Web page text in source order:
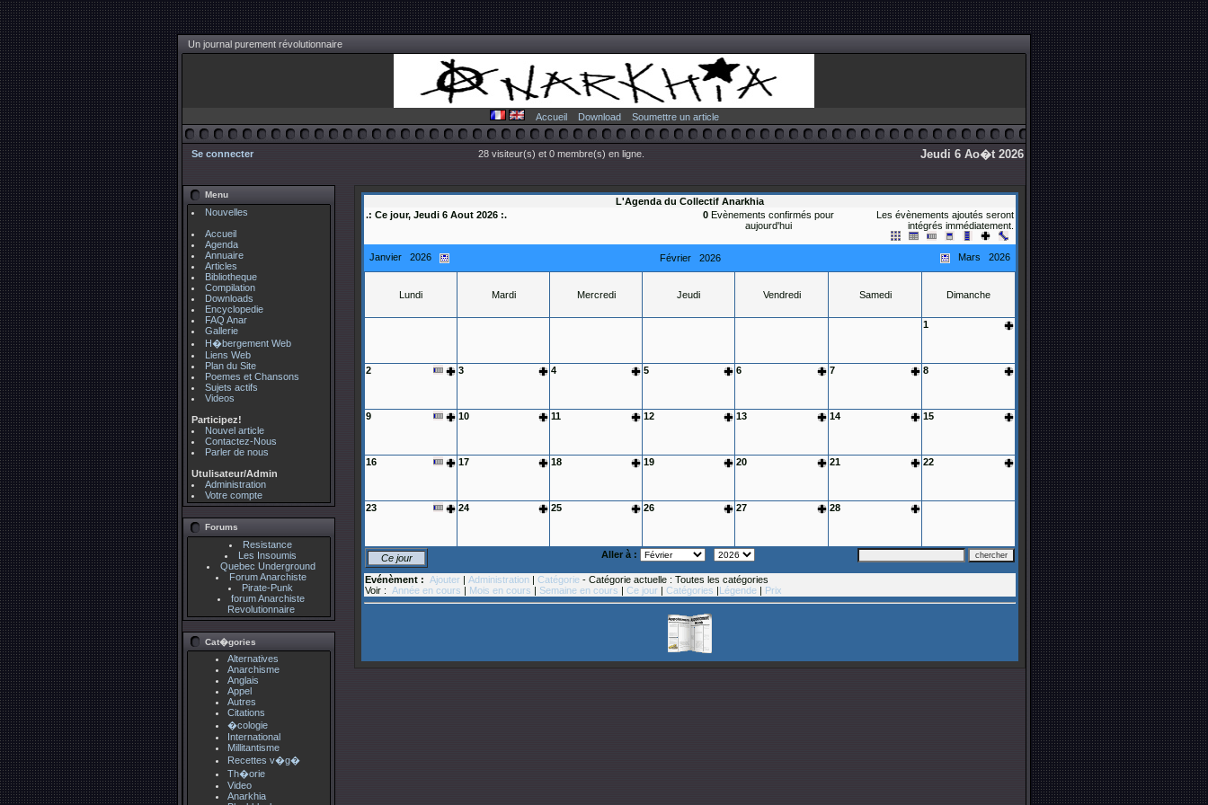
Un journal purement révolutionnaire
Accueil Download Soumettre un article
Se connecter 28 visiteur(s) et 0 membre(s) en ligne. Jeudi 6 Ao�t 2026
Menu
Nouvelles
Accueil
Agenda
Annuaire
Articles
Bibliotheque
Compilation
Downloads
Encyclopedie
FAQ Anar
Gallerie
H�bergement Web
Liens Web
Plan du Site
Poemes et Chansons
Sujets actifs
Videos
Participez!
Nouvel article
Contactez-Nous
Parler de nous
Utulisateur/Admin
Administration
Votre compte
Forums
Resistance
Les Insoumis
Quebec Underground
Forum Anarchiste
Pirate-Punk
forum Anarchiste
Revolutionnaire
Cat�gories
Alternatives
Anarchisme
Anglais
Appel
Autres
Citations
�cologie
International
Millitantisme
Recettes v�g�
Th�orie
Video
Anarkhia
L'Agenda du Collectif Anarkhia
.: Ce jour, Jeudi 6 Aout 2026 :.
0 Evènements confirmés pour
aujourd'hui
Les évènements ajoutés seront
intégrés immédiatement.
Janvier 2026 Février 2026 Mars 2026
Lundi Mardi Mercredi Jeudi Vendredi Samedi Dimanche
1
2 3 4 5 6 7 8
9 10 11 12 13 14 15
16 17 18 19 20 21 22
23 24 25 26 27 28
Ce jour Aller à :
Evénèment : Ajouter | Administration | Catégorie - Catégorie actuelle : Toutes les catégories
Voir : Année en cours | Mois en cours | Semaine en cours | Ce jour | Catégories |Légende | Prix